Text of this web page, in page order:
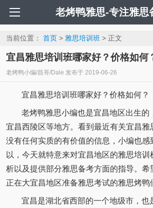
老烤鸭雅思-专注雅思
当前位置： 首页> 雅思培训班> 正文
宜昌雅思培训班哪家好？价格如何
老烤鸭小编/昌哥/Dale 发布于 2019-06-26
宜昌雅思培训班哪家好？价格如何？
老烤鸭雅思小编也是宜昌地区出生的
宜昌西陵区等地方。看到最近有关宜昌雅
没有任何实质的有价值的信息，小编也感
以，今天就特意来对宜昌地区的雅思培训
析以及提供部分雅思备考方面的指导。希
正在大宜昌地区准备雅思考试的雅思烤鸭
宜昌是湖北省西部的一个地级市，也